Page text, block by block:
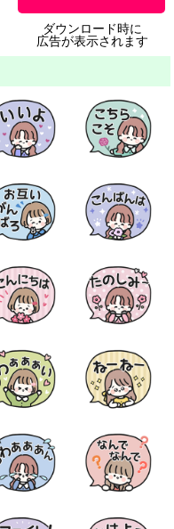
ダウンロード時に
広告が表示されます